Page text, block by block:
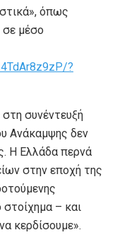
όπως
σε μέσο
?
συνέντευξή
Ανάκαμψης δεν
Η Ελλάδα περνά
στην εποχή της
στοίχημα – και
κερδίσουμε».